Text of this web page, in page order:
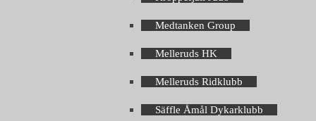
Medtanken Group
Melleruds HK
Melleruds Ridklubb
Säffle Åmål Dykarklubb